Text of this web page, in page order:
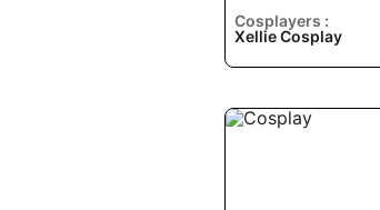
Cosplayers :
Xellie Cosplay